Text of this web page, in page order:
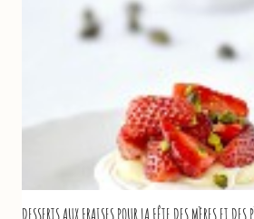
DESSERTS AUX FRAISES POUR LA FÊTE DES MÈRES ET DES